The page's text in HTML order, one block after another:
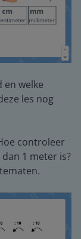
en welke
les nog
controleer
1 meter is?